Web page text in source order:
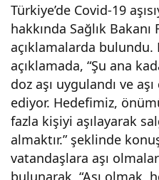
Türkiye’de Covid-19
hakkında Sağlık
açıklamalarda bulundu.
açıklamada, “Şu ana
doz aşı uygulandı ve
ediyor. Hedefimiz,
fazla kişiyi aşılayarak
almaktır.” şeklinde
vatandaşlara aşı
bulunarak, “Aşı olmak,